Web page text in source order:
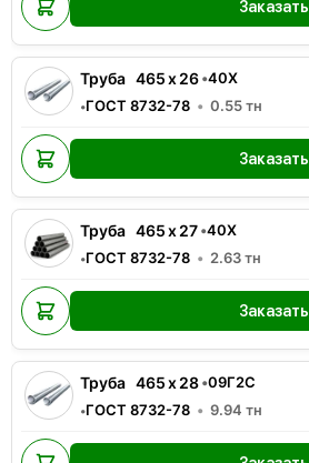
Заказать
Труба 465x26•40Х
•ГОСТ 8732-78 0.55тн
Заказать
Труба 465x27•40Х
•ГОСТ 8732-78 2.63тн
Заказать
Труба 465x28•09Г2С
•ГОСТ 8732-78 9.94 тн